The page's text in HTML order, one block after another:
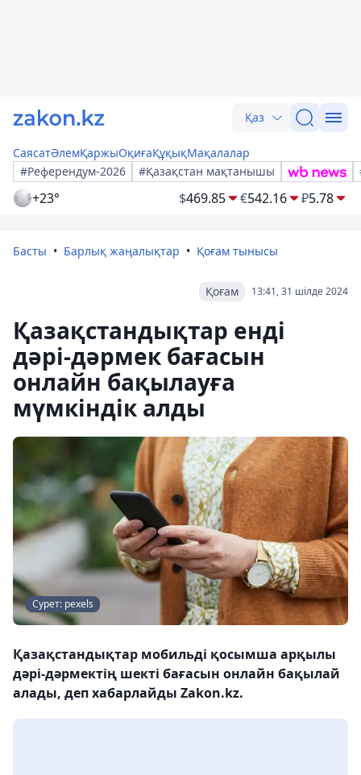
Қаз
СаясатӘлемҚаржыОқиғаҚұқықМақалалар
#Референдум-2026
#Қазақстан мақтанышы
+23° $469.85 €542.16 ₽5.78
Басты Барлық жаңалықтар Қоғам тынысы
13:41, 31 шілде 2024
Қоғам
Қазақстандықтар енді
дәрі-дәрмек бағасын
онлайн бақылауға
мүмкіндік алды
Сурет: pexels
Қазақстандықтар мобильді қосымша арқылы
дәрі-дәрмектің шекті бағасын онлайн бақылай
алады, деп хабарлайды Zakon.kz.